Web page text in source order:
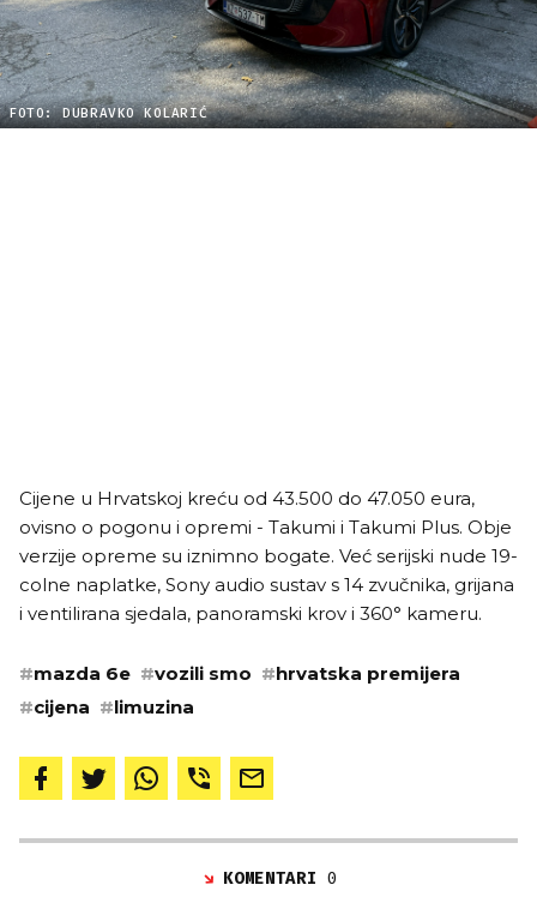
FOTO: DUBRAVKO KOLARIĆ
Cijene u Hrvatskoj kreću od 43.500 do 47.050 eura,
ovisno o pogonu i opremi - Takumi i Takumi Plus. Obje
verzije opreme su iznimno bogate. Već serijski nude 19-
colne naplatke, Sony audio sustav s 14 zvučnika, grijana
i ventilirana sjedala, panoramski krov i 360° kameru.
#mazda 6e #vozili smo #hrvatska premijera
#cijena #limuzina
KOMENTARI0